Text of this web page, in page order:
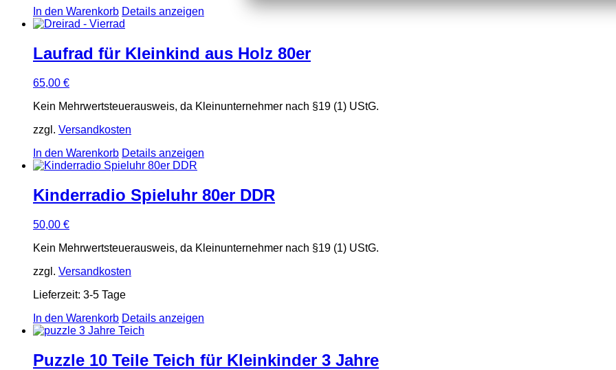
In den Warenkorb Details anzeigen
Laufrad für Kleinkind aus Holz 80er
65,00 €
Kein Mehrwertsteuerausweis, da Kleinunternehmer nach §19 (1) UStG.
zzgl. Versandkosten
In den Warenkorb Details anzeigen
Kinderradio Spieluhr 80er DDR
50,00 €
Kein Mehrwertsteuerausweis, da Kleinunternehmer nach §19 (1) UStG.
zzgl. Versandkosten
Lieferzeit: 3-5 Tage
In den Warenkorb Details anzeigen
Puzzle 10 Teile Teich für Kleinkinder 3 Jahre